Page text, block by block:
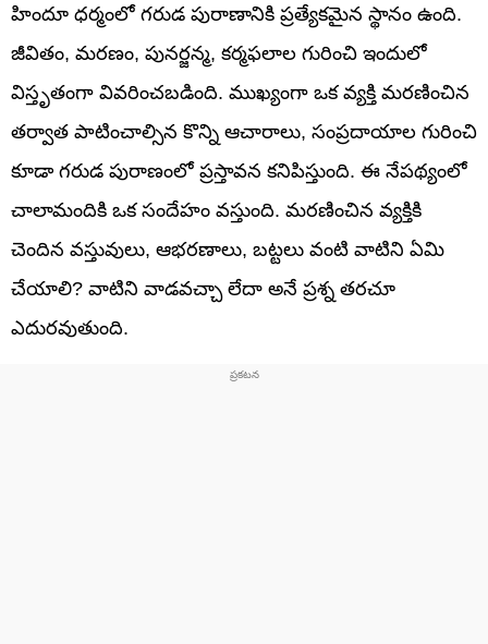
హిందూ ధర్మంలో గరుడ పురాణానికి ప్రత్యేకమైన స్థానం ఉంది.
జీవితం, మరణం, పునర్జన్మ, కర్మఫలాల గురించి ఇందులో
విస్తృతంగా వివరించబడింది. ముఖ్యంగా ఒక వ్యక్తి మరణించిన
తర్వాత పాటించాల్సిన కొన్ని ఆచారాలు, సంప్రదాయాల గురించి
కూడా గరుడ పురాణంలో ప్రస్తావన కనిపిస్తుంది. ఈ నేపథ్యంలో
చాలామందికి ఒక సందేహం వస్తుంది. మరణించిన వ్యక్తికి
చెందిన వస్తువులు, ఆభరణాలు, బట్టలు వంటి వాటిని ఏమి
చేయాలి? వాటిని వాడవచ్చా లేదా అనే ప్రశ్న తరచూ
ఎదురవుతుంది.